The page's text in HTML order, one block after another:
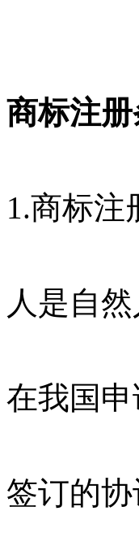
商标注
1.商标注
人是自
在我国
签订的